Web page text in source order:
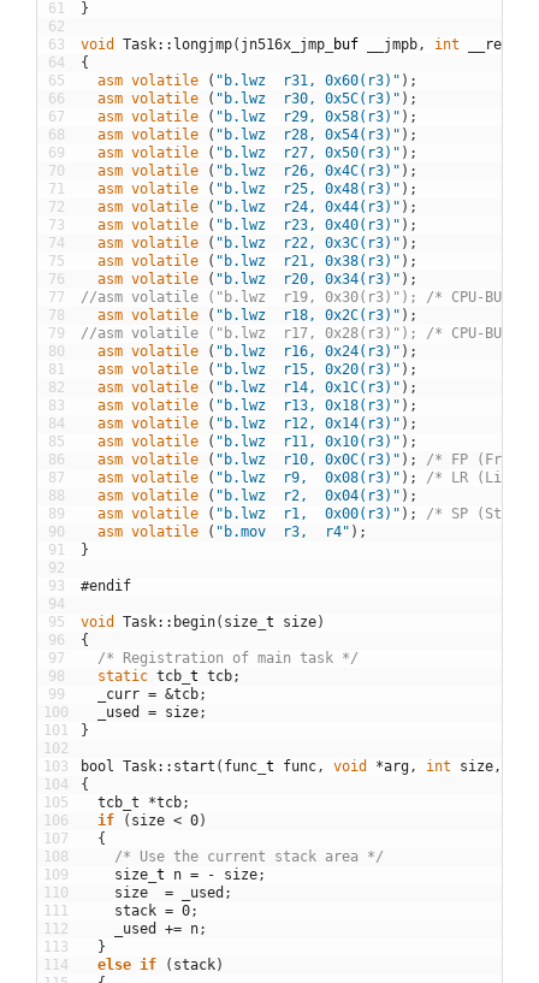
61
62
63
64
65
66
67
68
69
70
71
72
73
74
75
76
77
78
79
80
81
82
83
84
85
86
87
88
89
90
91
92
93
94
95
96
97
98
99
100
101
102
103
104
105
106
107
108
109
110
111
112
113
114
}
void Task:: longjmp( jn516x_jmp buf __jmpb, int __retval
{
asm volatile ( "b.lwz  r31, 0x60(r3)" ) ;
asm volatile ( "b.lwz  r30, 0x5C(r3)" ) ;
asm volatile ( "b.lwz  r29, 0x58(r3)" ) ;
asm volatile ( "b.lwz  r28, 0x54(r3)" ) ;
asm volatile ( "b.lwz  r27, 0x50(r3)" ) ;
asm volatile ( "b.lwz  r26, 0x4C(r3)" ) ;
asm volatile ( "b.lwz  r25, 0x48(r3)" ) ;
asm volatile ( "b.lwz  r24, 0x44(r3)" ) ;
asm volatile ( "b.lwz  r23, 0x40(r3)" ) ;
asm volatile ( "b.lwz  r22, 0x3C(r3)" ) ;
asm volatile ( "b.lwz  r21, 0x38(r3)" ) ;
asm volatile ( "b.lwz  r20, 0x34(r3)" ) ;
//asm volatile ("b.lwz  r19, 0x30(r3)"); /* CPU-BUG?
asm volatile ( "b.lwz  r18, 0x2C(r3)" ) ;
//asm volatile ("b.lwz  r17, 0x28(r3)"); /* CPU-BUG?
asm volatile ( "b.lwz  r16, 0x24(r3)" ) ;
asm volatile ( "b.lwz  r15, 0x20(r3)" ) ;
asm volatile ( "b.lwz  r14, 0x1C(r3)" ) ;
asm volatile ( "b.lwz  r13, 0x18(r3)" ) ;
asm volatile ( "b.lwz  r12, 0x14(r3)" ) ;
asm volatile ( "b.lwz  r11, 0x10(r3)" ) ;
asm volatile ( "b.lwz  r10, 0x0C(r3)" ) ;
/* FP
asm volatile ( "b.lwz  r9,  0x08(r3)" ) ;
/* LR (Link
asm volatile ( "b.lwz  r2,  0x04(r3)" ) ;
asm volatile ( "b.lwz  r1,  0x00(r3)" ) ;
/* SP
asm volatile ( "b.mov  r3,  r4" ) ;
}
#endif
void Task:: begin( size t size)
{
/* Registration of main task */
static tcb t tcb;
_curr = &tcb;
_used
= size;
}
bool Task:: start ( func t func, void *arg, int size,
{
tcb_t
*tcb;
if
( size < 0)
{
/* Use the current stack area */
size t n = - size;
size
= _used ;
stack = 0;
_used
+= n;
}
else if ( stack)